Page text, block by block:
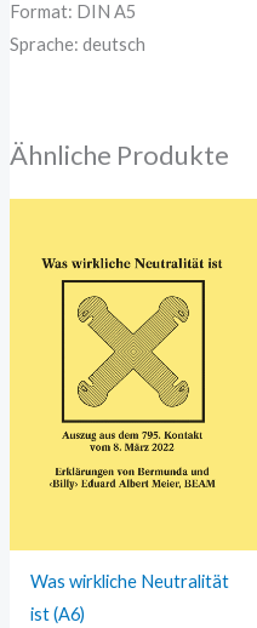
Format: DIN A5
Sprache: deutsch
Ähnliche Produkte
Was wirkliche Neutralität
ist (A6)